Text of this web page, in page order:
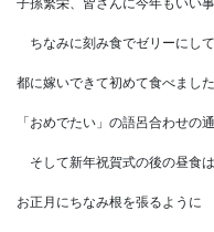
ちなみに刻み食でゼリーにし
都に嫁いできて初めて食べまし
「おめでたい」の語呂合わせの
そして新年祝賀式の後の昼食
お正月にちなみ根を張るように